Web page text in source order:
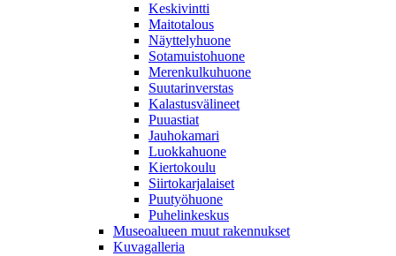
Keskivintti
Maitotalous
Näyttelyhuone
Sotamuistohuone
Merenkulkuhuone
Suutarinverstas
Kalastusvälineet
Puuastiat
Jauhokamari
Luokkahuone
Kiertokoulu
Siirtokarjalaiset
Puutyöhuone
Puhelinkeskus
Museoalueen muut rakennukset
Kuvagalleria